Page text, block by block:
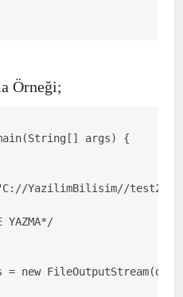
Örneği;
args) {
"C://YazilimBilisim//
YAZMA*/
= new